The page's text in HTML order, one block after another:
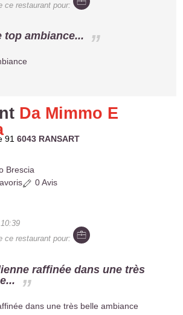
ce restaurant pour:
top ambiance...
Da Mimmo E
916043 RANSART
Brescia
0 Avis
ce restaurant pour:
raffinée dans une très
dans une très belle ambiance